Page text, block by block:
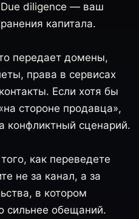
diligence — ваш
капитала.
передает домены,
права в сервисах
Если хотя бы
стороне продавца»,
конфликтный сценарий.
как переведете
не за канал, а за
в котором
сильнее обещаний.